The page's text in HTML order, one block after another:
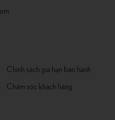
Chính sách gia hạn bảo hành
Chăm sóc khách hàng